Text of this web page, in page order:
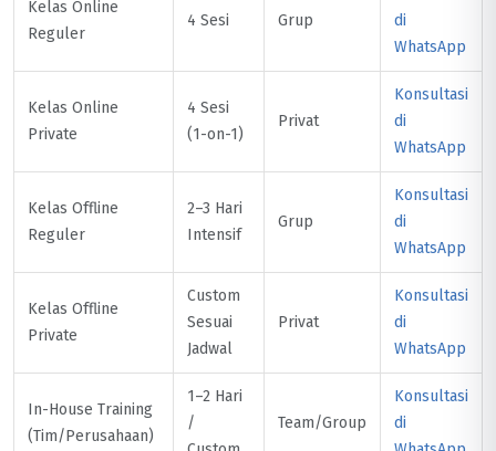
Kelas Online
Reguler
4 Sesi Grup
di
WhatsApp
Kelas Online
Private
4 Sesi
(1-on-1)
Privat
Konsultasi
di
WhatsApp
Kelas Offline
Reguler
2–3 Hari
Intensif
Grup
Konsultasi
di
WhatsApp
Kelas Offline
Private
Custom
Sesuai
Jadwal
Privat
Konsultasi
di
WhatsApp
In-House Training
(Tim/Perusahaan)
1–2 Hari
/
Team/Group
Konsultasi
di